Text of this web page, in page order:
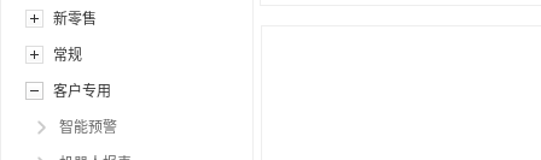
新零售
常规
客户专用
智能预警